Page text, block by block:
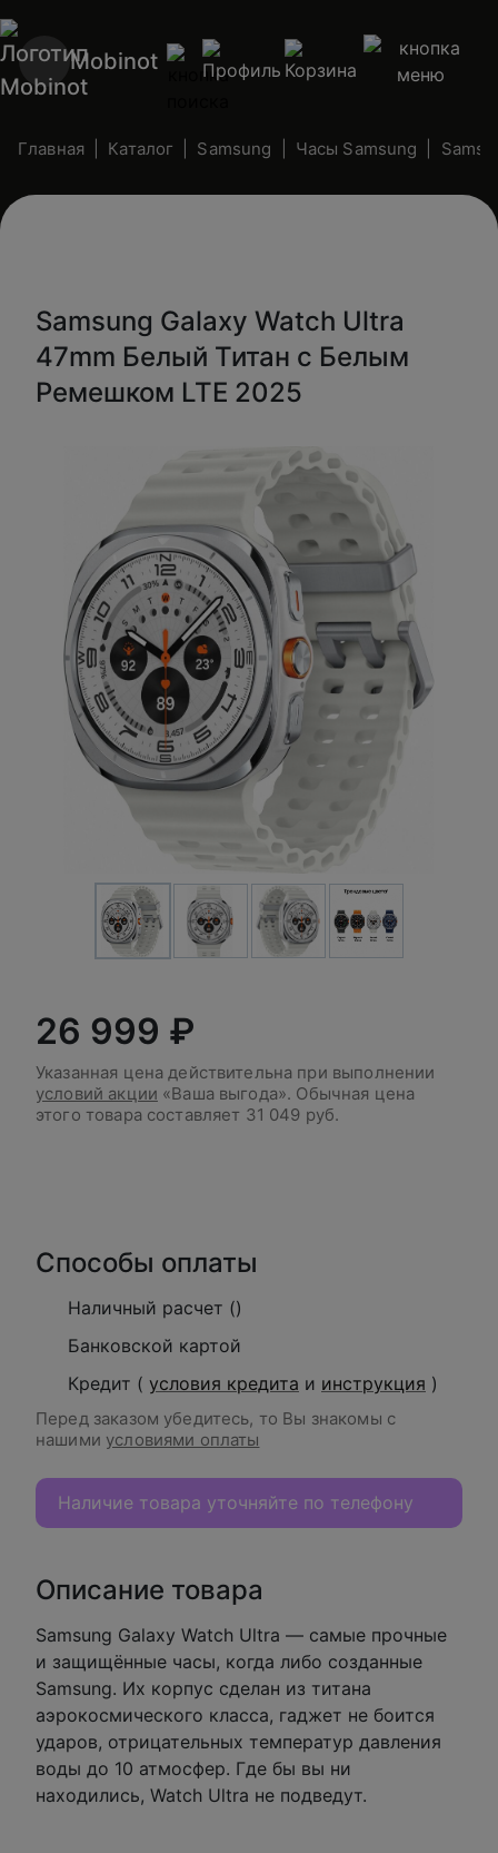
Mobinot
Главная Каталог Samsung Часы Samsung
Samsung Galaxy Watch Ultra
47mm Белый Титан с Белым
Ремешком LTE 2025
26 999 ₽
Указанная цена действительна при выполнении
условий акции «Ваша выгода». Обычная цена
этого товара составляет 31 049 руб.
Способы оплаты
Наличный расчет ()
Банковской картой
Кредит ( условия кредита и инструкция )
Перед заказом убедитесь, то Вы знакомы с
нашими условиями оплаты
Наличие товара уточняйте по телефону
Описание товара
Samsung Galaxy Watch Ultra — самые прочные
и защищённые часы, когда либо созданные
Samsung. Их корпус сделан из титана
аэрокосмического класса, гаджет не боится
ударов, отрицательных температур давления
воды до 10 атмосфер. Где бы вы ни
находились, Watch Ultra не подведут.